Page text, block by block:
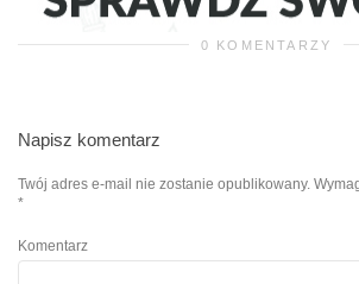
0 KOMENTARZY
Napisz komentarz
Twój adres e-mail nie zostanie opublikowany.
*
Komentarz